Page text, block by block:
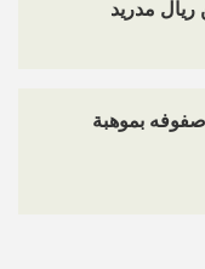
مدريد
بموهبة